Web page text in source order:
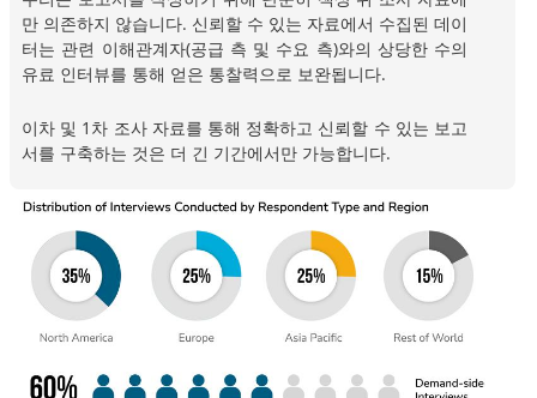
만 의존하지 않습니다. 신뢰할 수 있는 자료에서 수집된 데이
터는 관련 이해관계자(공급 측 및 수요 측)와의 상당한 수의
유료 인터뷰를 통해 얻은 통찰력으로 보완됩니다.
이차 및 1차 조사 자료를 통해 정확하고 신뢰할 수 있는 보고
서를 구축하는 것은 더 긴 기간에서만 가능합니다.